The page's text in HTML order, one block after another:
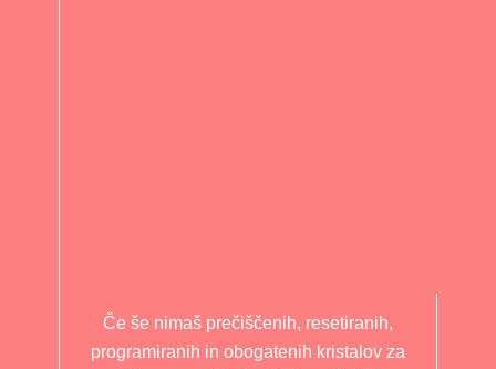
Če še nimaš prečiščenih, resetiranih,
programiranih in obogatenih kristalov za